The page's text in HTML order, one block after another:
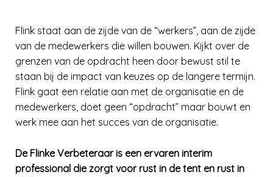
Flink staat aan de zijde van de “werkers”, aan de zijde
van de medewerkers die willen bouwen. Kijkt over de
grenzen van de opdracht heen door bewust stil te
staan bij de impact van keuzes op de langere termijn.
Flink gaat een relatie aan met de organisatie en de
medewerkers, doet geen “opdracht” maar bouwt en
werk mee aan het succes van de organisatie.
De Flinke Verbeteraar is een ervaren interim
professional die zorgt voor rust in de tent en rust in